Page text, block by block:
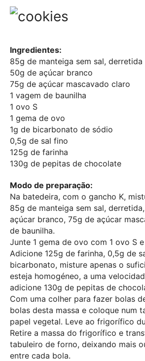
Ingredientes:
85g de manteiga sem sal, derretida
50g de açúcar branco
75g de açúcar mascavado claro
1 vagem de baunilha
1 ovo S
1 gema de ovo
1g de bicarbonato de sódio
0,5g de sal fino
125g de farinha
130g de pepitas de chocolate
Modo de preparação:
Na batedeira, com o gancho K,
85g de manteiga sem sal,
açúcar branco, 75g de açúcar
de baunilha.
Junte 1 gema de ovo com 1 ovo S
Adicione 125g de farinha, 0,5g de
bicarbonato, misture apenas o
esteja homogéneo, a uma
adicione 130g de pepitas de
Com uma colher para fazer bolas
bolas desta massa e coloque num
papel vegetal. Leve ao frigorífico
Retire a massa do frigorífico e
tabuleiro de forno, deixando mais
entre cada bola.